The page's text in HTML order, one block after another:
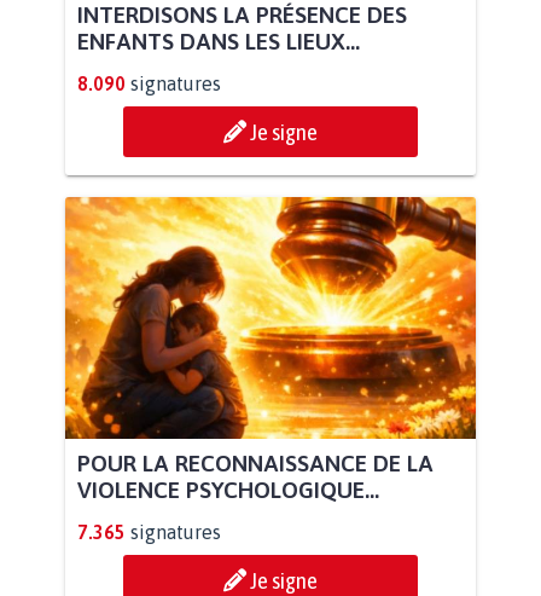
INTERDISONS LA PRÉSENCE DES
ENFANTS DANS LES LIEUX...
8.090 signatures
Je signe
POUR LA RECONNAISSANCE DE LA
VIOLENCE PSYCHOLOGIQUE...
7.365 signatures
Je signe